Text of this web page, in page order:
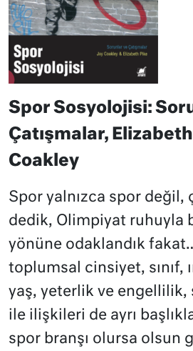
Spor Sosyolojisi:
Çatışmalar,
Coakley
Spor yalnızca spor değil,
dedik, Olimpiyat ruhuyla
yönüne odaklandık
toplumsal cinsiyet, sınıf,
yaş, yeterlik ve engellilik,
ile ilişkileri de ayrı
spor branşı olursa olsun